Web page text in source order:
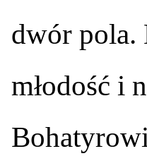
dwór pola.
młodość i